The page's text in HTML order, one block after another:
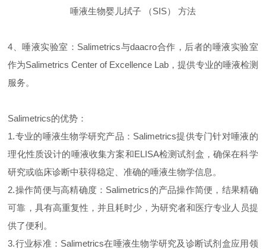
唾液生物婴儿拭子 （SIS） 方法
4、唾液实验室：Salimetrics与daacro合作，后者的唾液实验室
作为Salimetrics Center of Excellence Lab，提供专业的唾液检测
服务。
Salimetrics的优势：
1.专业的唾液生物学研究产品：Salimetrics提供专门针对唾液的
理化性质设计的唾液收集方案和ELISA检测试剂盒，确保在科学
研究或临床诊断中获得稳定、准确的唾液生物学信息。
2.操作简便与高精确度：Salimetrics的产品操作简便，结果精确
可靠，具有高重复性，并且耗时少，为研究者和医疗专业人员提
供了便利。
3.行业标准：Salimetrics在唾液生物学研究及诊断试剂盒应用领